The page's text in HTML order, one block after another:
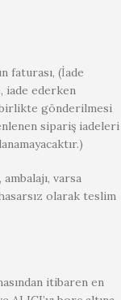
faturası, (İade
iade ederken
birlikte gönderilmesi
sipariş iadeleri
varsa
olarak teslim
itibaren en